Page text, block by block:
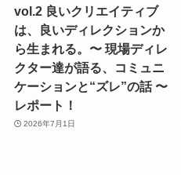
vol.2 良いクリエイティブ
は、良いディレクションか
ら生まれる。〜 現場ディレ
クター達が語る、コミュニ
ケーションと“ズレ”の話 〜
レポート！
2026年7月1日